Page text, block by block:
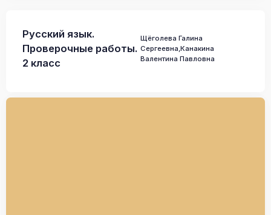
Русский язык.
Проверочные работы.
2 класс
Щёголева Галина
Сергеевна,Канакина
Валентина Павловна